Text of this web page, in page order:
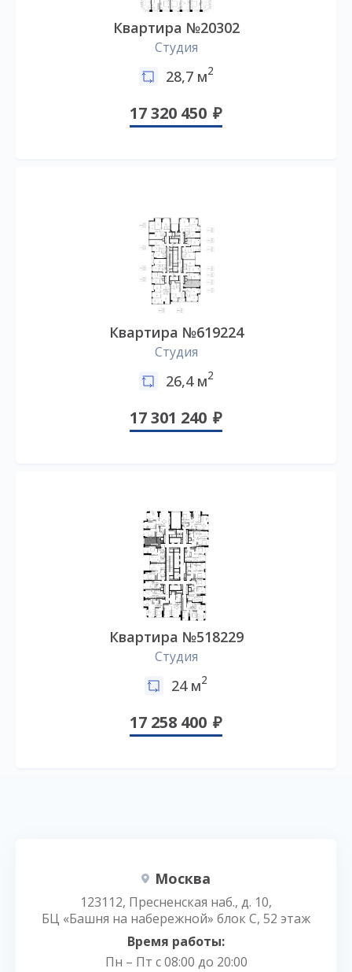
Квартира №20302
Студия
28,7 м2
17 320 450
Квартира №619224
Студия
26,4 м2
17 301 240
Квартира №518229
Студия
24 м2
17 258 400
Москва
123112, Пресненская наб., д. 10,
БЦ «Башня на набережной» блок С, 52 этаж
Время работы:
Пн – Пт с 08:00 до 20:00